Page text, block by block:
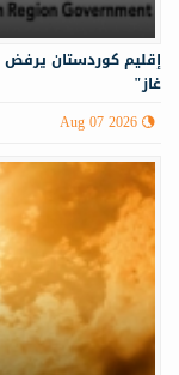
إقليم كوردستان يرفض
غاز"
Aug 07 2026